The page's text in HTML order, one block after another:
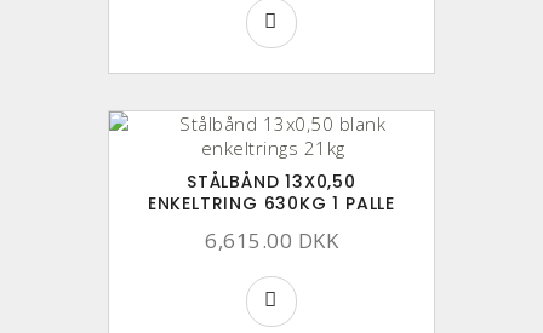
STÅLBÅND 13X0,50
ENKELTRING 630KG 1 PALLE
6,615.00 DKK